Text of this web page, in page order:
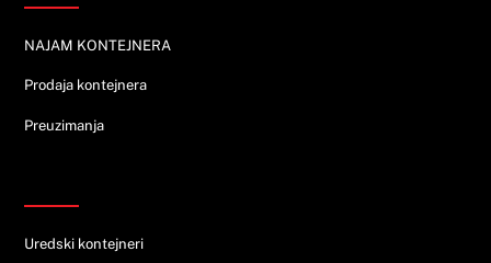
NAJAM KONTEJNERA
Prodaja kontejnera
Preuzimanja
Uredski kontejneri